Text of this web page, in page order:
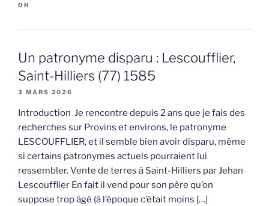
OH
Un patronyme disparu : Lescoufflier,
Saint-Hilliers (77) 1585
3 MARS 2026
Introduction Je rencontre depuis 2 ans que je fais des
recherches sur Provins et environs, le patronyme
LESCOUFFLIER, et il semble bien avoir disparu, même
si certains patronymes actuels pourraient lui
ressembler. Vente de terres à Saint-Hilliers par Jehan
Lescoufflier En fait il vend pour son père qu’on
suppose trop âgé (à l’époque c’était moins […]